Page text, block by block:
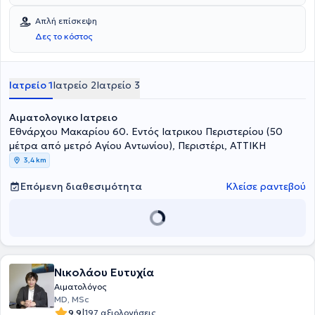
Εκπαιδευτική δραστηριότητα
Τεχνολόγων και Νοσηλευτών.
Απλή επίσκεψη
Δες το κόστος
Ιατρείο 1Ιατρείο 2Ιατρείο 3
Αιματολογικο Ιατρειο
Εθνάρχου Μακαρίου 60. Εντός Ιατρικου Περιστερίου (50
μέτρα από μετρό Αγίου Αντωνίου), Περιστέρι, ΑΤΤΙΚΗ
3,4 km
Επόμενη διαθεσιμότητα Κλείσε ραντεβού
Νικολάου Ευτυχία
Αιματολόγος
MD, MSc
9.9 197 αξιολογήσεις